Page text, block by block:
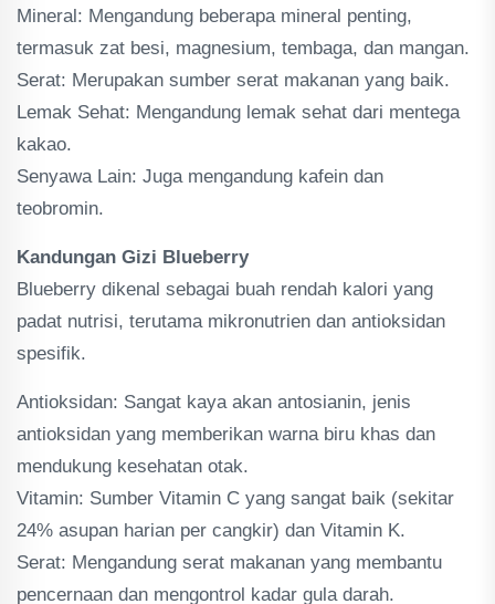
Mineral: Mengandung beberapa mineral penting,
termasuk zat besi, magnesium, tembaga, dan mangan.
Serat: Merupakan sumber serat makanan yang baik.
Lemak Sehat: Mengandung lemak sehat dari mentega
kakao.
Senyawa Lain: Juga mengandung kafein dan
teobromin.
Kandungan Gizi Blueberry
Blueberry dikenal sebagai buah rendah kalori yang
padat nutrisi, terutama mikronutrien dan antioksidan
spesifik.
Antioksidan: Sangat kaya akan antosianin, jenis
antioksidan yang memberikan warna biru khas dan
mendukung kesehatan otak.
Vitamin: Sumber Vitamin C yang sangat baik (sekitar
24% asupan harian per cangkir) dan Vitamin K.
Serat: Mengandung serat makanan yang membantu
pencernaan dan mengontrol kadar gula darah.